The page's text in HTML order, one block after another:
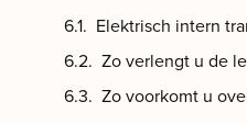
Elektrisch intern
Zo verlengt u de
Zo voorkomt u